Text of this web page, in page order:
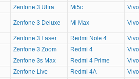
Zenfone 3 Ultra Mi5c
Zenfone 3 Deluxe Mi Max
Zenfone 3 Laser Redmi Note 4
Zenfone 3 Zoom Redmi 4
Zenfone 3s Max Redmi 4 Prime
Zenfone Live Redmi 4A